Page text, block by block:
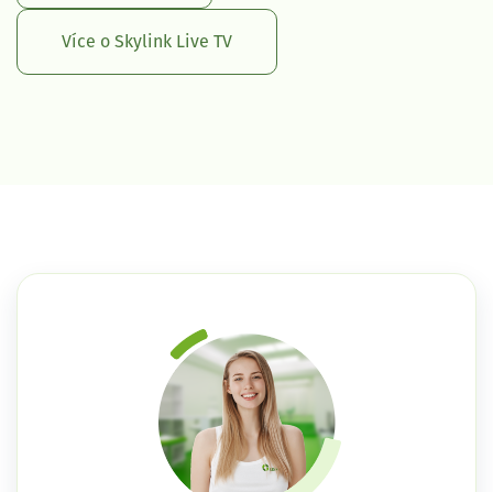
Více o Skylink Live TV